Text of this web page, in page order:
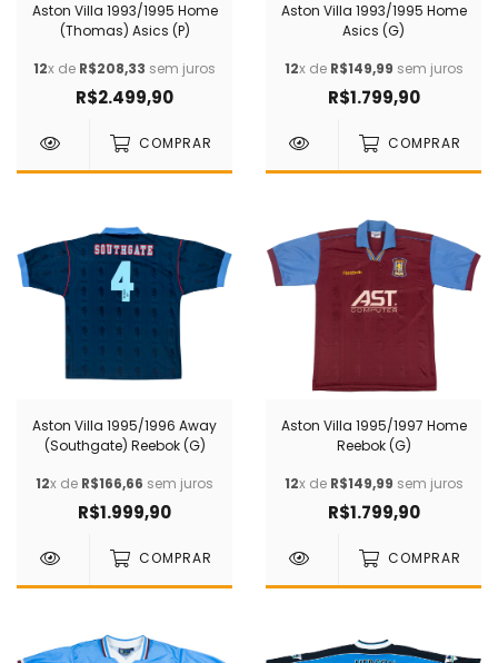
Aston Villa 1993/1995 Home
(Thomas) Asics (P)
12x de R$208,33 sem juros
R$2.499,90
COMPRAR
Aston Villa 1993/1995 Home
Asics (G)
12x de R$149,99 sem juros
R$1.799,90
COMPRAR
Aston Villa 1995/1996 Away
(Southgate) Reebok (G)
12x de R$166,66 sem juros
R$1.999,90
COMPRAR
Aston Villa 1995/1997 Home
Reebok (G)
12x de R$149,99 sem juros
R$1.799,90
COMPRAR